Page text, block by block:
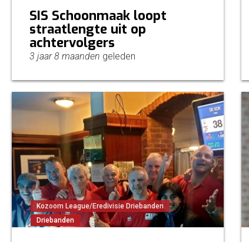
SIS Schoonmaak loopt
straatlengte uit op
achtervolgers
3 jaar 8 maanden geleden
Kozoom League/Eredivisie Driebanden
Driebanden